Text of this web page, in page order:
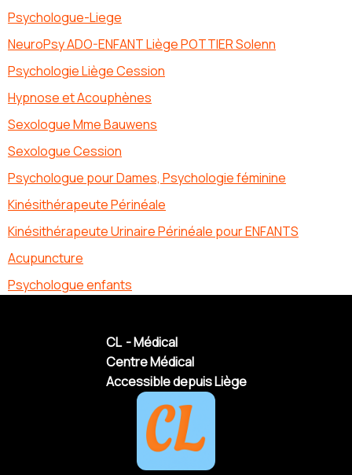
Psychologue-Liege
NeuroPsy ADO-ENFANT Liège POTTIER Solenn
Psychologie Liège Cession
Hypnose et Acouphènes
Sexologue Mme Bauwens
Sexologue Cession
Psychologue pour Dames, Psychologie féminine
Kinésithérapeute Périnéale
Kinésithérapeute Urinaire Périnéale pour ENFANTS
Acupuncture
Psychologue enfants
CL - Médical
Centre Médical
Accessible depuis Liège